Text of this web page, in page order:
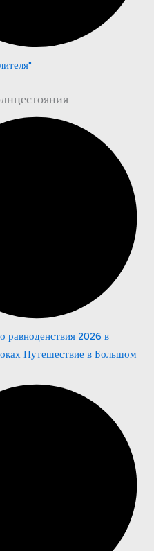
равноденствия 2026 в
Путешествие в Большом